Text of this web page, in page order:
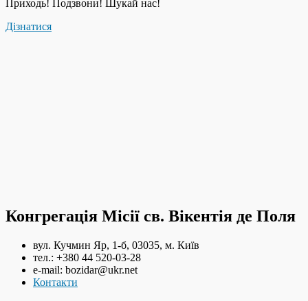
Приходь! Подзвони! Шукай нас!
Дізнатися
Конгрегація Місії св. Вікентія де Поля
вул. Кучмин Яр, 1-б, 03035, м. Київ
тел.: +380 44 520-03-28
e-mail: bozidar@ukr.net
Контакти